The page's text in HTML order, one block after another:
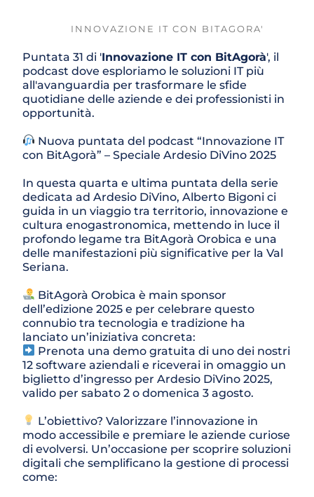
INNOVAZIONE IT CON BITAGORA'
Puntata 31 di 'Innovazione IT con BitAgorà', il
podcast dove esploriamo le soluzioni IT più
all'avanguardia per trasformare le sfide
quotidiane delle aziende e dei professionisti in
opportunità.
Nuova puntata del podcast “Innovazione IT
con BitAgorà” – Speciale Ardesio DiVino 2025
In questa quarta e ultima puntata della serie
dedicata ad Ardesio DiVino, Alberto Bigoni ci
guida in un viaggio tra territorio, innovazione e
cultura enogastronomica, mettendo in luce il
profondo legame tra BitAgorà Orobica e una
delle manifestazioni più significative per la Val
Seriana.
BitAgorà Orobica è main sponsor
dell’edizione 2025 e per celebrare questo
connubio tra tecnologia e tradizione ha
lanciato un’iniziativa concreta:
Prenota una demo gratuita di uno dei nostri
12 software aziendali e riceverai in omaggio un
biglietto d’ingresso per Ardesio DiVino 2025,
valido per sabato 2 o domenica 3 agosto.
L’obiettivo? Valorizzare l’innovazione in
modo accessibile e premiare le aziende curiose
di evolversi. Un’occasione per scoprire soluzioni
digitali che semplificano la gestione di processi
come: